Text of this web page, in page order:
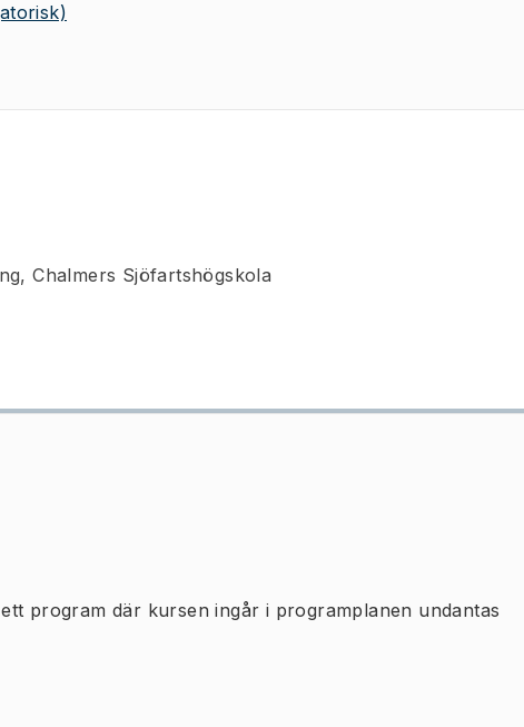
Chalmers Sjöfartshögskola
program där kursen ingår i programplanen undantas